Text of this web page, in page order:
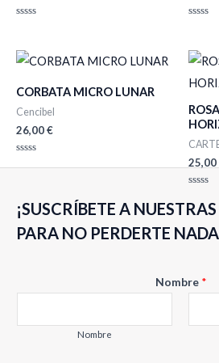
de
5
de
5
CORBATA MICRO LUNAR
Cencibel
26,00€
25,00
con
0
5
¡SUSCRÍBETE A
PARA NO PERDERTE
Nombre *
Nombre